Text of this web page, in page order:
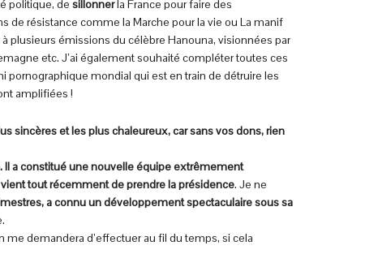
politique, de sillonnerla France pour faire des
de résistance comme la Marche pour la vie ou La manif
plusieurs émissions du célèbre Hanouna, visionnées par
etc. J’ai également souhaité compléter toutes ces
mondial qui est en train de détruire les
amplifiées !
sincères et les plus chaleureux, car sans vos dons, rien
Il a constitué une nouvelle équipe extrêmement
tout récemment de prendre la présidence. Je ne
a connu un développement spectaculaire sous sa
me demandera d’effectuer au fil du temps, si cela